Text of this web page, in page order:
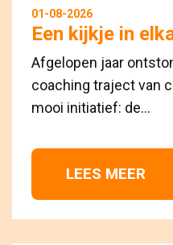
01-08-2026
Een kijkje in
Afgelopen jaar
coaching traject van
mooi initiatief: de...
LEES MEER